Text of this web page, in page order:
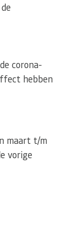
corona-
hebben
maart t/m
vorige